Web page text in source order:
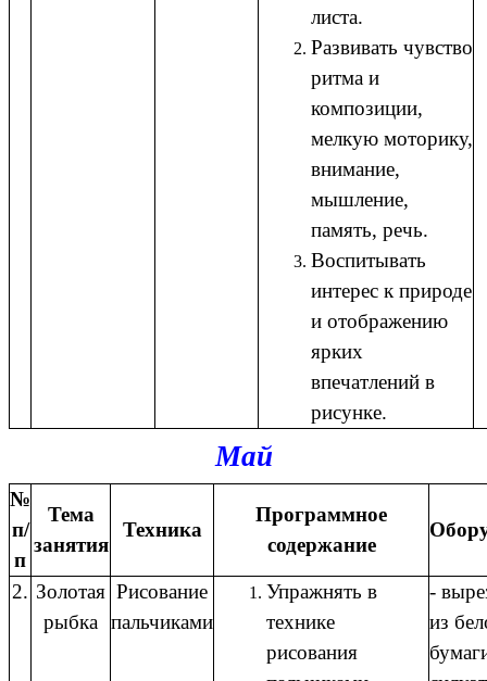
листа.
Развивать чувство
ритма и
композиции,
мелкую моторику,
внимание,
мышление,
память, речь.
Воспитывать
интерес к природе
и отображению
ярких
впечатлений в
рисунке.
Май
№
п/
п
Тема
занятия
Техника
Программное
содержание
2. Золотая
рыбка
Рисование
пальчиками
Упражнять в
технике
рисования
-
из